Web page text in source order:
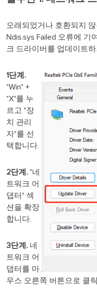
오래되었거나 호환되지
Ndis.sys Failed 오류에 기
크 드라이버를 업데이트
1단계.
"Win" +
"X"를 누
르고 "장
치 관리
자"를 선
택합니다.
2단계. "네
트워크 어
댑터" 섹
션을 확장
합니다.
3단계. 네
트워크 어
댑터를 마
우스 오른쪽 버튼으로 클